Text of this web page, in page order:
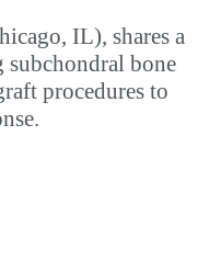
IL), shares a
bone
procedures to